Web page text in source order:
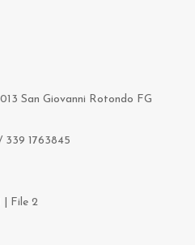
San Giovanni Rotondo FG
339 1763845
File 2